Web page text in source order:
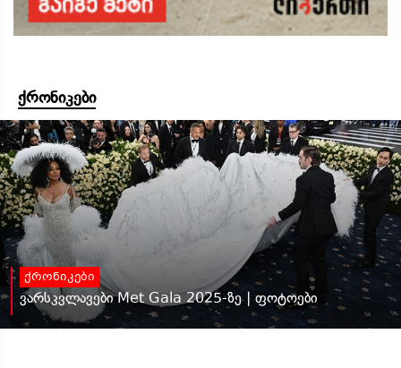
ქრონიკები
ქრონიკები
ვარსკვლავები Met Gala 2025-ზე | ფოტოები